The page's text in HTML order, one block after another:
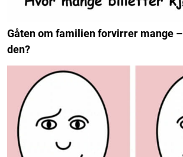
Gåten om familien forvirrer mange
den?